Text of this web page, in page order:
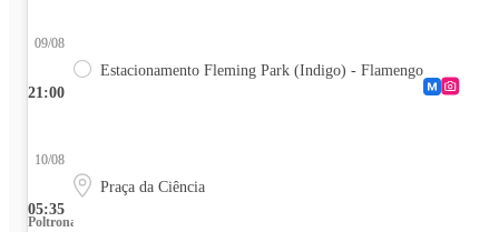
21:00
09/08
Estacionamento Fleming Park (Indigo) - Flamengo
05:35
10/08
Praça da Ciência
Poltrona